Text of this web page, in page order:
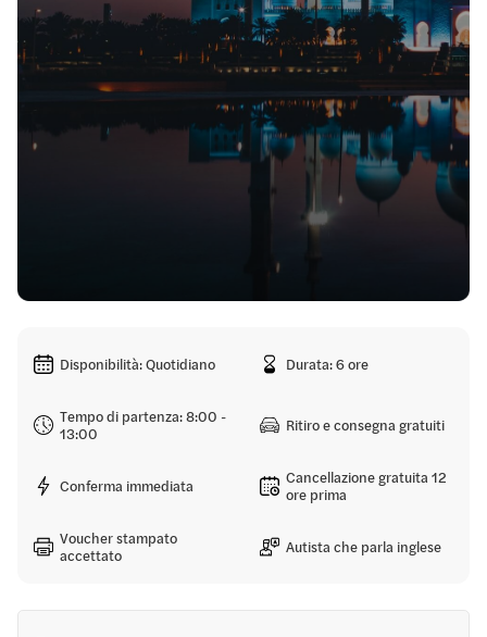
Disponibilità: Quotidiano Durata: 6 ore
Tempo di partenza: 8:00 -
13:00
Ritiro e consegna gratuiti
Conferma immediata
Cancellazione gratuita 12
ore prima
Voucher stampato
accettato
Autista che parla inglese